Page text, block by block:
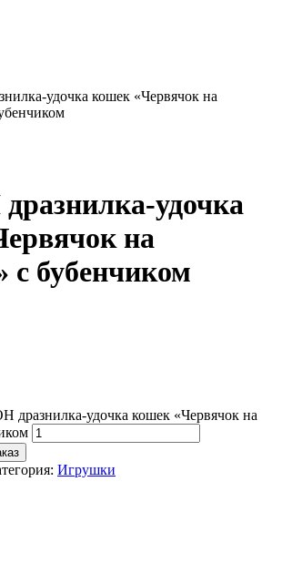
удочка кошек «Червячок на
удочка
на
с бубенчиком
удочка кошек «Червячок на
Игрушки